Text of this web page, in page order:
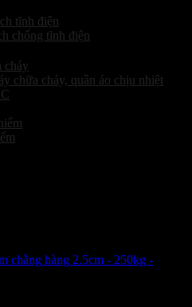
tĩnh điện
chống tĩnh điện
cháy
chữa cháy, quần áo chịu nhiệt
chằng hàng 2.5cm - 250kg -